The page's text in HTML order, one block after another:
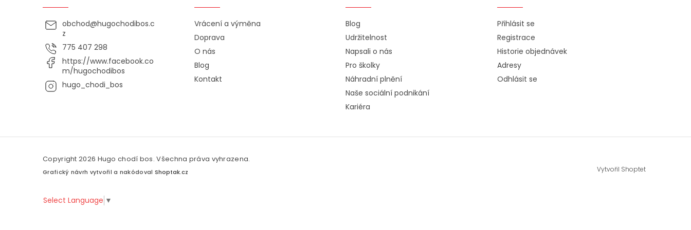
obchod@hugochodibos.c
z
775 407 298
https://www.facebook.co
m/hugochodibos
hugo_chodi_bos
Vrácení a výměna
Doprava
O nás
Blog
Kontakt
Blog
Udržitelnost
Napsali o nás
Pro školky
Náhradní plnění
Naše sociální podnikání
Kariéra
Přihlásit se
Registrace
Historie objednávek
Adresy
Odhlásit se
Vytvořil Shoptet
Copyright 2026 Hugo chodí bos. Všechna práva vyhrazena.
Grafický návrh vytvořil a nakódoval Shoptak.cz
Select Language ▼